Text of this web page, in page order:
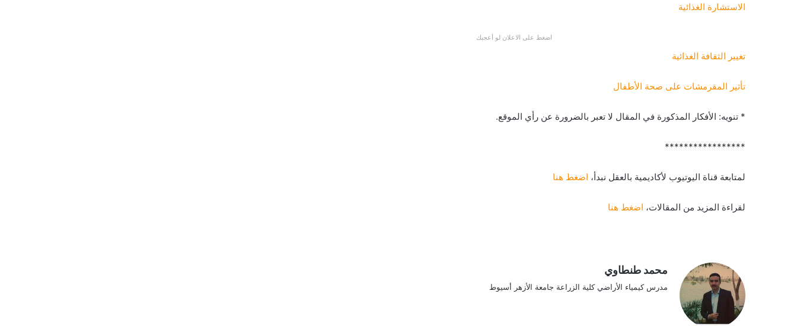
الاستشارة الغذائية
اضغط على الاعلان لو أعجبك
تغيير الثقافة الغذائية
تأثير المقرمشات على صحة الأطفال
* تنويه: الأفكار المذكورة في المقال لا تعبر بالضرورة عن رأي الموقع.
*****************
لمتابعة قناة اليوتيوب لأكاديمية بالعقل نبدأ، اضغط هنا
لقراءة المزيد من المقالات، اضغط هنا
محمد طنطاوي
مدرس كيمياء الأراضي كلية الزراعة جامعة الأزهر أسيوط